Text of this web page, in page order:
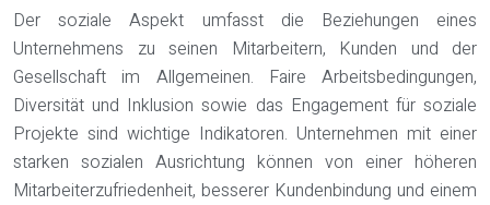
Der soziale Aspekt umfasst die Beziehungen eines
Unternehmens zu seinen Mitarbeitern, Kunden und der
Gesellschaft im Allgemeinen. Faire Arbeitsbedingungen,
Diversität und Inklusion sowie das Engagement für soziale
Projekte sind wichtige Indikatoren. Unternehmen mit einer
starken sozialen Ausrichtung können von einer höheren
Mitarbeiterzufriedenheit, besserer Kundenbindung und einem